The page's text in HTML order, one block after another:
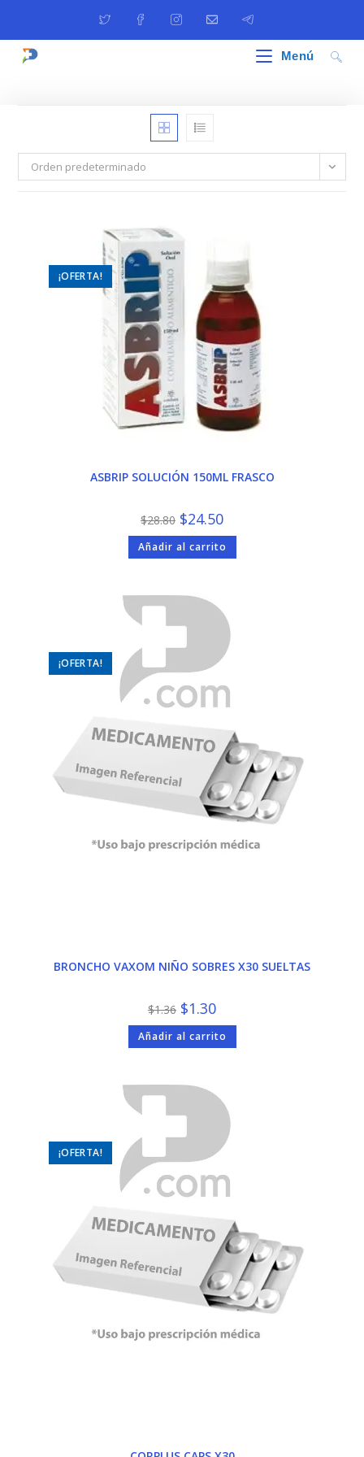
Menú
Orden predeterminado
¡OFERTA!
ASBRIP SOLUCIÓN 150ML FRASCO
$28.80 El
precio
original
era:
$28.80.
$24.50El
precio
actual
es:
$24.50.
Añadir al carrito
¡OFERTA!
BRONCHO VAXOM NIÑO SOBRES X30 SUELTAS
$1.36 El
precio
original
era:
$1.36.
$1.30El
precio
actual
es:
$1.30.
Añadir al carrito
¡OFERTA!